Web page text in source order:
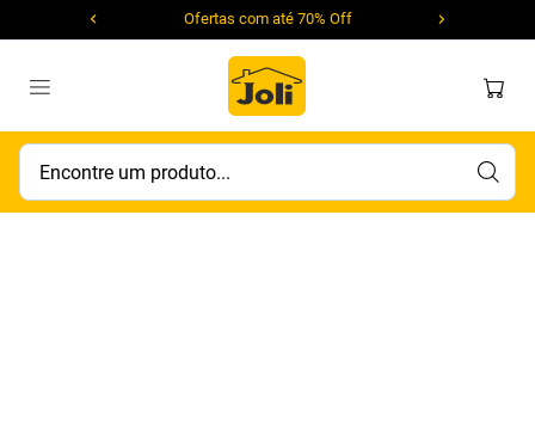
Ofertas com até 70% Off
Encontre um produto...